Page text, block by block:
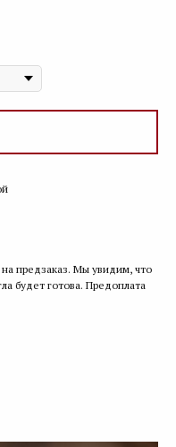
на предзаказ. Мы увидим, что
будет готова. Предоплата